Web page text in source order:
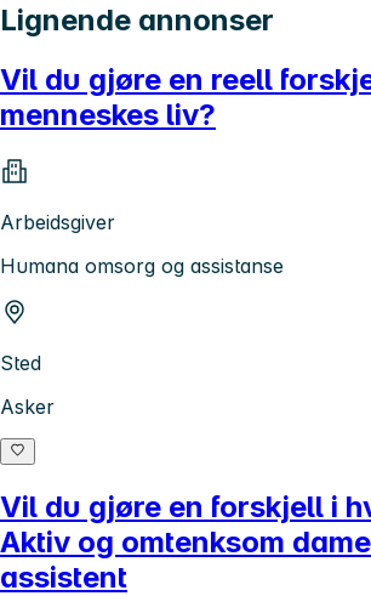
Lignende annonser
Vil du gjøre en reell
menneskes liv?
Arbeidsgiver
Humana omsorg og assistanse
Sted
Asker
Vil du gjøre en forskjell i
Aktiv og omtenksom
assistent